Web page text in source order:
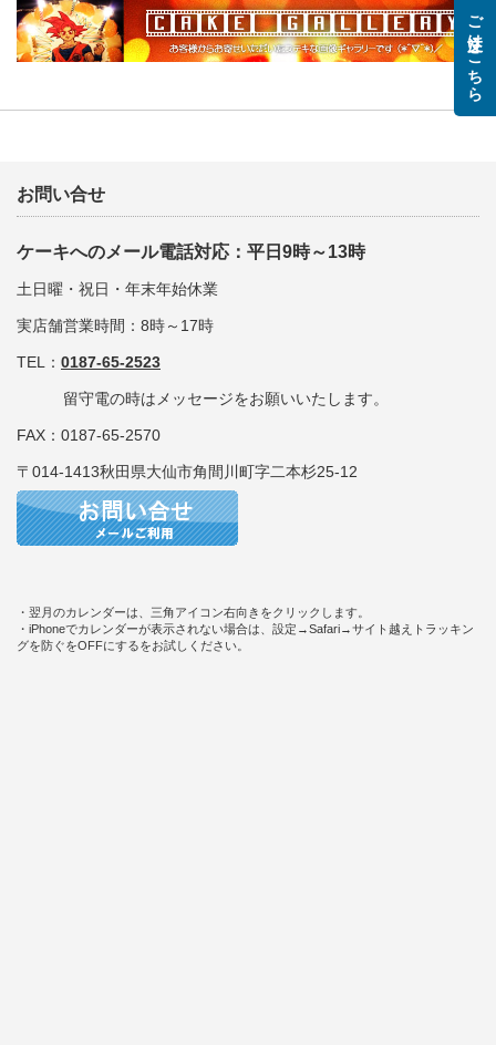
お問い合せ
ケーキへのメール電話対応：平日9時～13時
土日曜・祝日・年末年始休業
実店舗営業時間：8時～17時
TEL： 0187-65-2523
留守電の時はメッセージをお願いいたします。
FAX：0187-65-2570
〒014-1413秋田県大仙市角間川町字二本杉25-12
・翌月のカレンダーは、三角アイコン右向きをクリックします。
・iPhoneでカレンダーが表示されない場合は、設定→Safari→サイト越えトラッキン
グを防ぐをOFFにするをお試しください。
ご注文はこちら